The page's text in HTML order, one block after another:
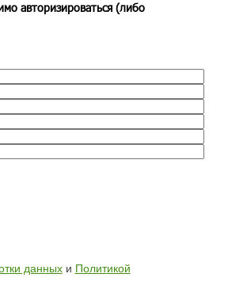
авторизироваться (либо
данныхи Политикой